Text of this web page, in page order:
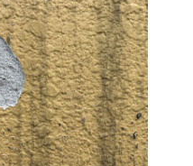
Here’s our Privacy